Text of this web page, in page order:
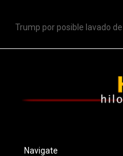
Navigate